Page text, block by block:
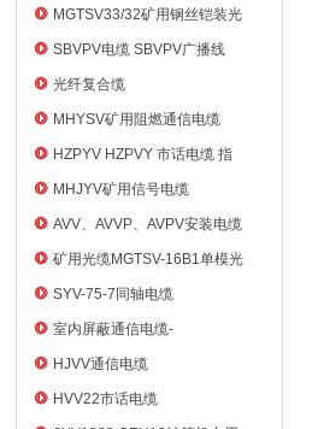
MGTSV33/32矿用钢丝铠装光
缆
SBVPV电缆 SBVPV广播线
光纤复合缆
MHYSV矿用阻燃通信电缆
HZPYV HZPVY 市话电缆 指
令通信线
MHJYV矿用信号电缆
AVV、AVVP、AVPV安装电缆
矿用光缆MGTSV-16B1单模光
纤
SYV-75-7同轴电缆
室内屏蔽通信电缆-
HYVP_HYYP
HJVV通信电缆
HVV22市话电缆